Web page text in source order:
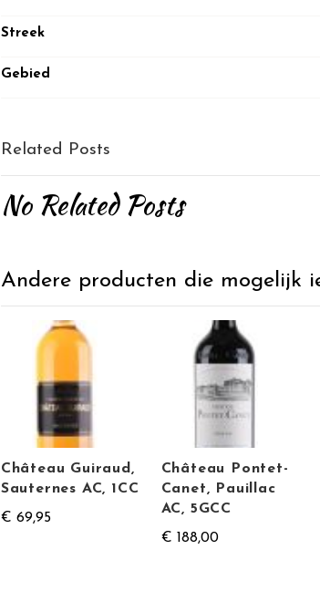
Streek
Gebied
Related Posts
No Related Posts
Andere producten die mogelijk
Château Guiraud,
Sauternes AC, 1CC
€ 69,95
Château Pontet-
Canet, Pauillac
AC, 5GCC
€ 188,00